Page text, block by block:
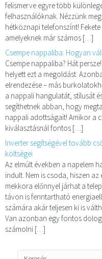
felismerve egyre több
felhasználóknak. Nézzünk
hétköznapi telefonszínt!
amelyeknek már számos […]
Csempe nappaliba: Hogyan
Csempe nappaliba? Hát
helyett ezt a megoldást.
elrendezése – más
a nappali hangulatát, stílusát
segíthetnek abban, hogy
nappali adottságait! Amikor a
kiválasztásnál fontos […]
Inverter segítségével tovább
költségei
Az elmúlt években a napelem
indult. Nem is csoda, hiszen
mekkora előnnyel járhat a
távon is fenntartható
számára akár teljesen ki is
Van azonban egy fontos
számolni […]